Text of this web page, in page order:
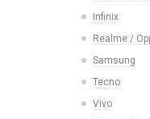
Смарт часы
Умные
Шармы для
Vivo
Xiaomi/
Монтажные
На камеру/
Infinix
Realme /
Samsung
Tecno
Vivo